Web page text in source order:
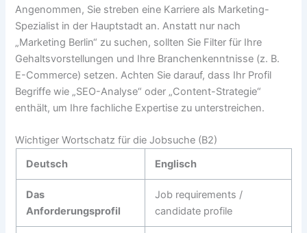
Angenommen, Sie streben eine Karriere als Marketing-
Spezialist in der Hauptstadt an. Anstatt nur nach
„Marketing Berlin“ zu suchen, sollten Sie Filter für Ihre
Gehaltsvorstellungen und Ihre Branchenkenntnisse (z. B.
E-Commerce) setzen. Achten Sie darauf, dass Ihr Profil
Begriffe wie „SEO-Analyse“ oder „Content-Strategie“
enthält, um Ihre fachliche Expertise zu unterstreichen.
Wichtiger Wortschatz für die Jobsuche (B2)
Deutsch
Englisch
Das
Anforderungsprofil
Job requirements /
candidate profile